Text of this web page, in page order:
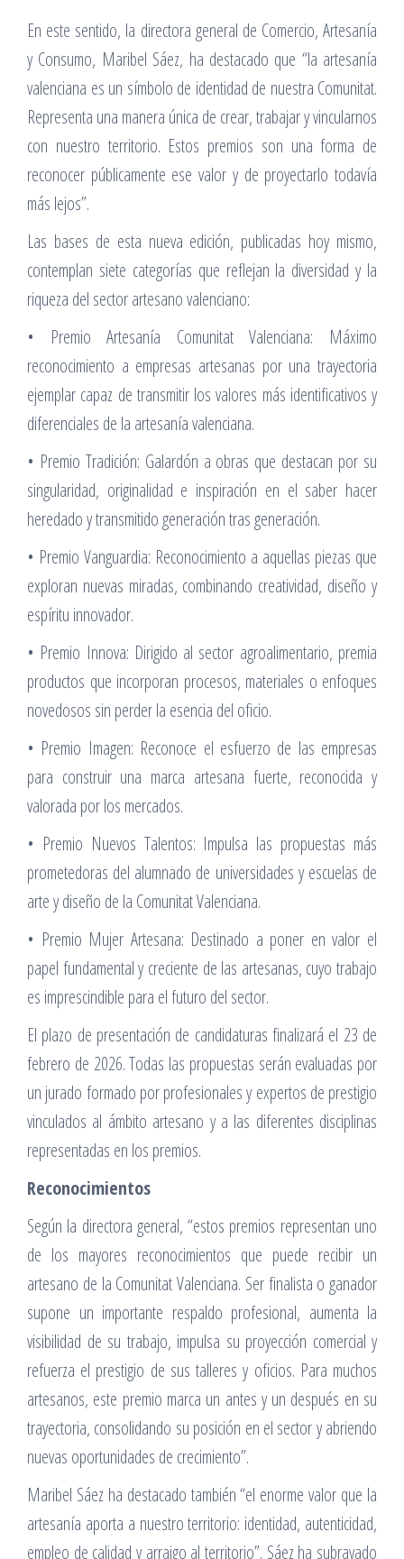
En este sentido, la directora general de Comercio, Artesanía
y Consumo, Maribel Sáez, ha destacado que “la artesanía
valenciana es un símbolo de identidad de nuestra Comunitat.
Representa una manera única de crear, trabajar y vincularnos
con nuestro territorio. Estos premios son una forma de
reconocer públicamente ese valor y de proyectarlo todavía
más lejos”.
Las bases de esta nueva edición, publicadas hoy mismo,
contemplan siete categorías que reflejan la diversidad y la
riqueza del sector artesano valenciano:
• Premio Artesanía Comunitat Valenciana: Máximo
reconocimiento a empresas artesanas por una trayectoria
ejemplar capaz de transmitir los valores más identificativos y
diferenciales de la artesanía valenciana.
• Premio Tradición: Galardón a obras que destacan por su
singularidad, originalidad e inspiración en el saber hacer
heredado y transmitido generación tras generación.
• Premio Vanguardia: Reconocimiento a aquellas piezas que
exploran nuevas miradas, combinando creatividad, diseño y
espíritu innovador.
• Premio Innova: Dirigido al sector agroalimentario, premia
productos que incorporan procesos, materiales o enfoques
novedosos sin perder la esencia del oficio.
• Premio Imagen: Reconoce el esfuerzo de las empresas
para construir una marca artesana fuerte, reconocida y
valorada por los mercados.
• Premio Nuevos Talentos: Impulsa las propuestas más
prometedoras del alumnado de universidades y escuelas de
arte y diseño de la Comunitat Valenciana.
• Premio Mujer Artesana: Destinado a poner en valor el
papel fundamental y creciente de las artesanas, cuyo trabajo
es imprescindible para el futuro del sector.
El plazo de presentación de candidaturas finalizará el 23 de
febrero de 2026. Todas las propuestas serán evaluadas por
un jurado formado por profesionales y expertos de prestigio
vinculados al ámbito artesano y a las diferentes disciplinas
representadas en los premios.
Reconocimientos
Según la directora general, “estos premios representan uno
de los mayores reconocimientos que puede recibir un
artesano de la Comunitat Valenciana. Ser finalista o ganador
supone un importante respaldo profesional, aumenta la
visibilidad de su trabajo, impulsa su proyección comercial y
refuerza el prestigio de sus talleres y oficios. Para muchos
artesanos, este premio marca un antes y un después en su
trayectoria, consolidando su posición en el sector y abriendo
nuevas oportunidades de crecimiento”.
Maribel Sáez ha destacado también “el enorme valor que la
artesanía aporta a nuestro territorio: identidad, autenticidad,
empleo de calidad y arraigo al territorio”. Sáez ha subrayado